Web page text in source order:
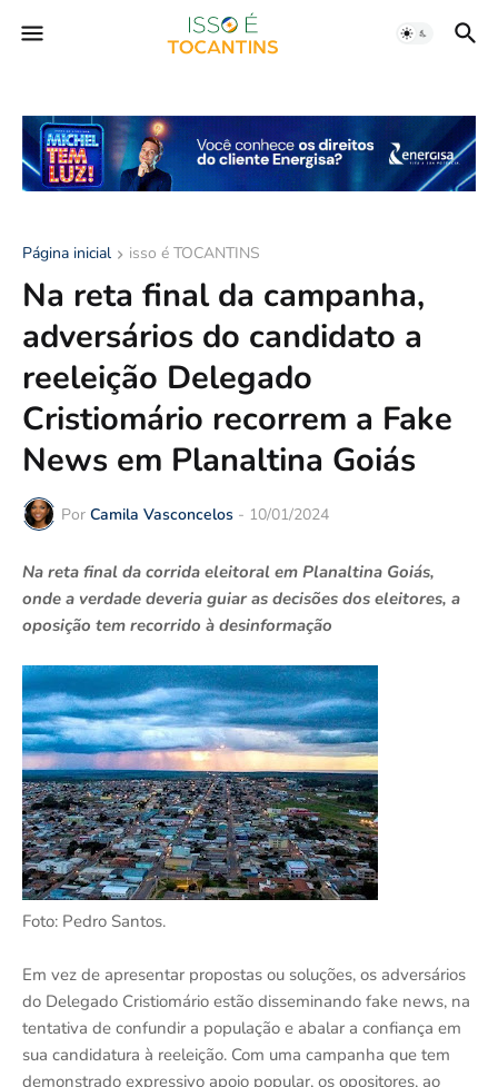
Página inicial isso é TOCANTINS
Na reta final da campanha,
adversários do candidato a
reeleição Delegado
Cristiomário recorrem a Fake
News em Planaltina Goiás
Por Camila Vasconcelos - 10/01/2024
Na reta final da corrida eleitoral em Planaltina Goiás,
onde a verdade deveria guiar as decisões dos eleitores, a
oposição tem recorrido à desinformação
Foto: Pedro Santos.
Em vez de apresentar propostas ou soluções, os adversários
do Delegado Cristiomário estão disseminando fake news, na
tentativa de confundir a população e abalar a confiança em
sua candidatura à reeleição. Com uma campanha que tem
demonstrado expressivo apoio popular, os opositores, ao